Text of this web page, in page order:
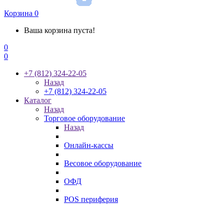
Корзина 0
Ваша корзина пуста!
0
0
+7 (812) 324-22-05
Назад
+7 (812) 324-22-05
Каталог
Назад
Торговое оборудование
Назад
Онлайн-кассы
Весовое оборудование
ОФД
POS периферия